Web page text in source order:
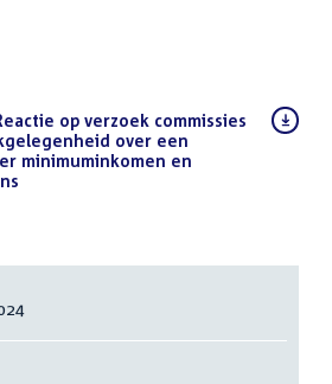
op verzoek commissies
over een
minimuminkomen en